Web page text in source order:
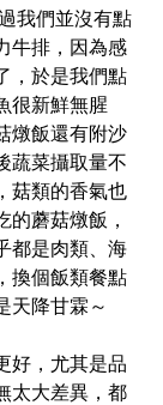
我們並沒有點
牛排，因為感
，於是我們點
很新鮮無腥
燉飯還有附沙
蔬菜攝取量不
菇類的香氣也
的蘑菇燉飯，
都是肉類、海
換個飯類餐點
天降甘霖～
好，尤其是品
太大差異，都